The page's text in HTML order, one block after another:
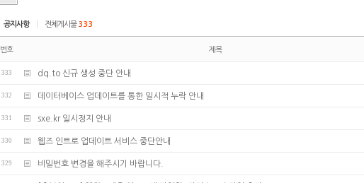
공지사항 전체게시물333
번호 제목
333 dq.to 신규 생성 중단 안내
332 데이터베이스 업데이트를 통한 일시적 누락 안내
331 sxe.kr 일시정지 안내
330 웹즈 인트로 업데이트 서비스 중단안내
329 비밀번호 변경을 해주시기 바랍니다.